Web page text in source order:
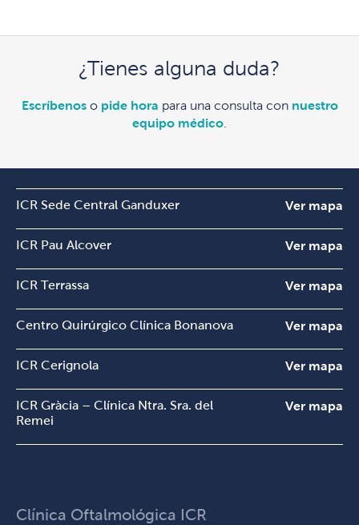
¿Tienes alguna duda?
Escríbenoso pide hora para una consulta con nuestro
equipo médico
ICR Sede Central Ganduxer Ver mapa
ICR Pau Alcover Ver mapa
ICR Terrassa Ver mapa
Centro Quirúrgico Clínica Bonanova Ver mapa
ICR Cerignola Ver mapa
ICR Gràcia – Clínica Ntra. Sra. del
Remei
Ver mapa
Clínica Oftalmológica ICR